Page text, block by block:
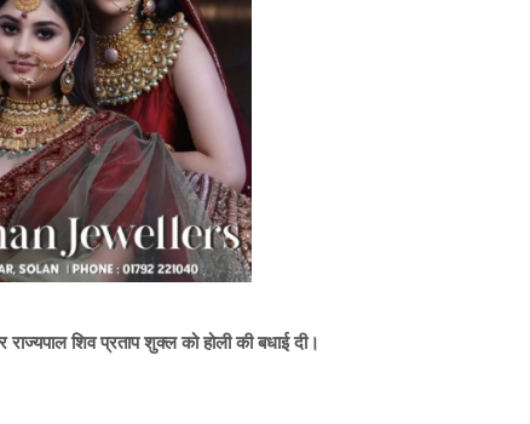
शिव प्रताप शुक्ल को होली की बधाई दी।